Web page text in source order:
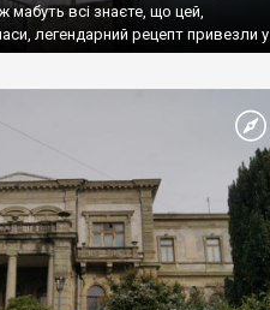
мабуть всі знаєте, що цей,
легендарний рецепт привезли у